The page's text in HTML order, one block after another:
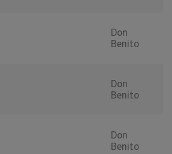
Don
Benito
Don
Benito
Don
Benito